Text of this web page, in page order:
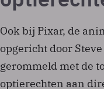
Ook bij Pixar, de
opgericht door
gerommeld met de
optierechten aan